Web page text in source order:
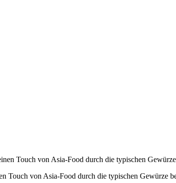
Touch von Asia-Food durch die typischen Gewürze